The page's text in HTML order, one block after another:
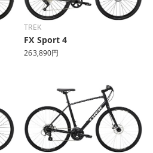
TREK
FX Sport 4
263,890円